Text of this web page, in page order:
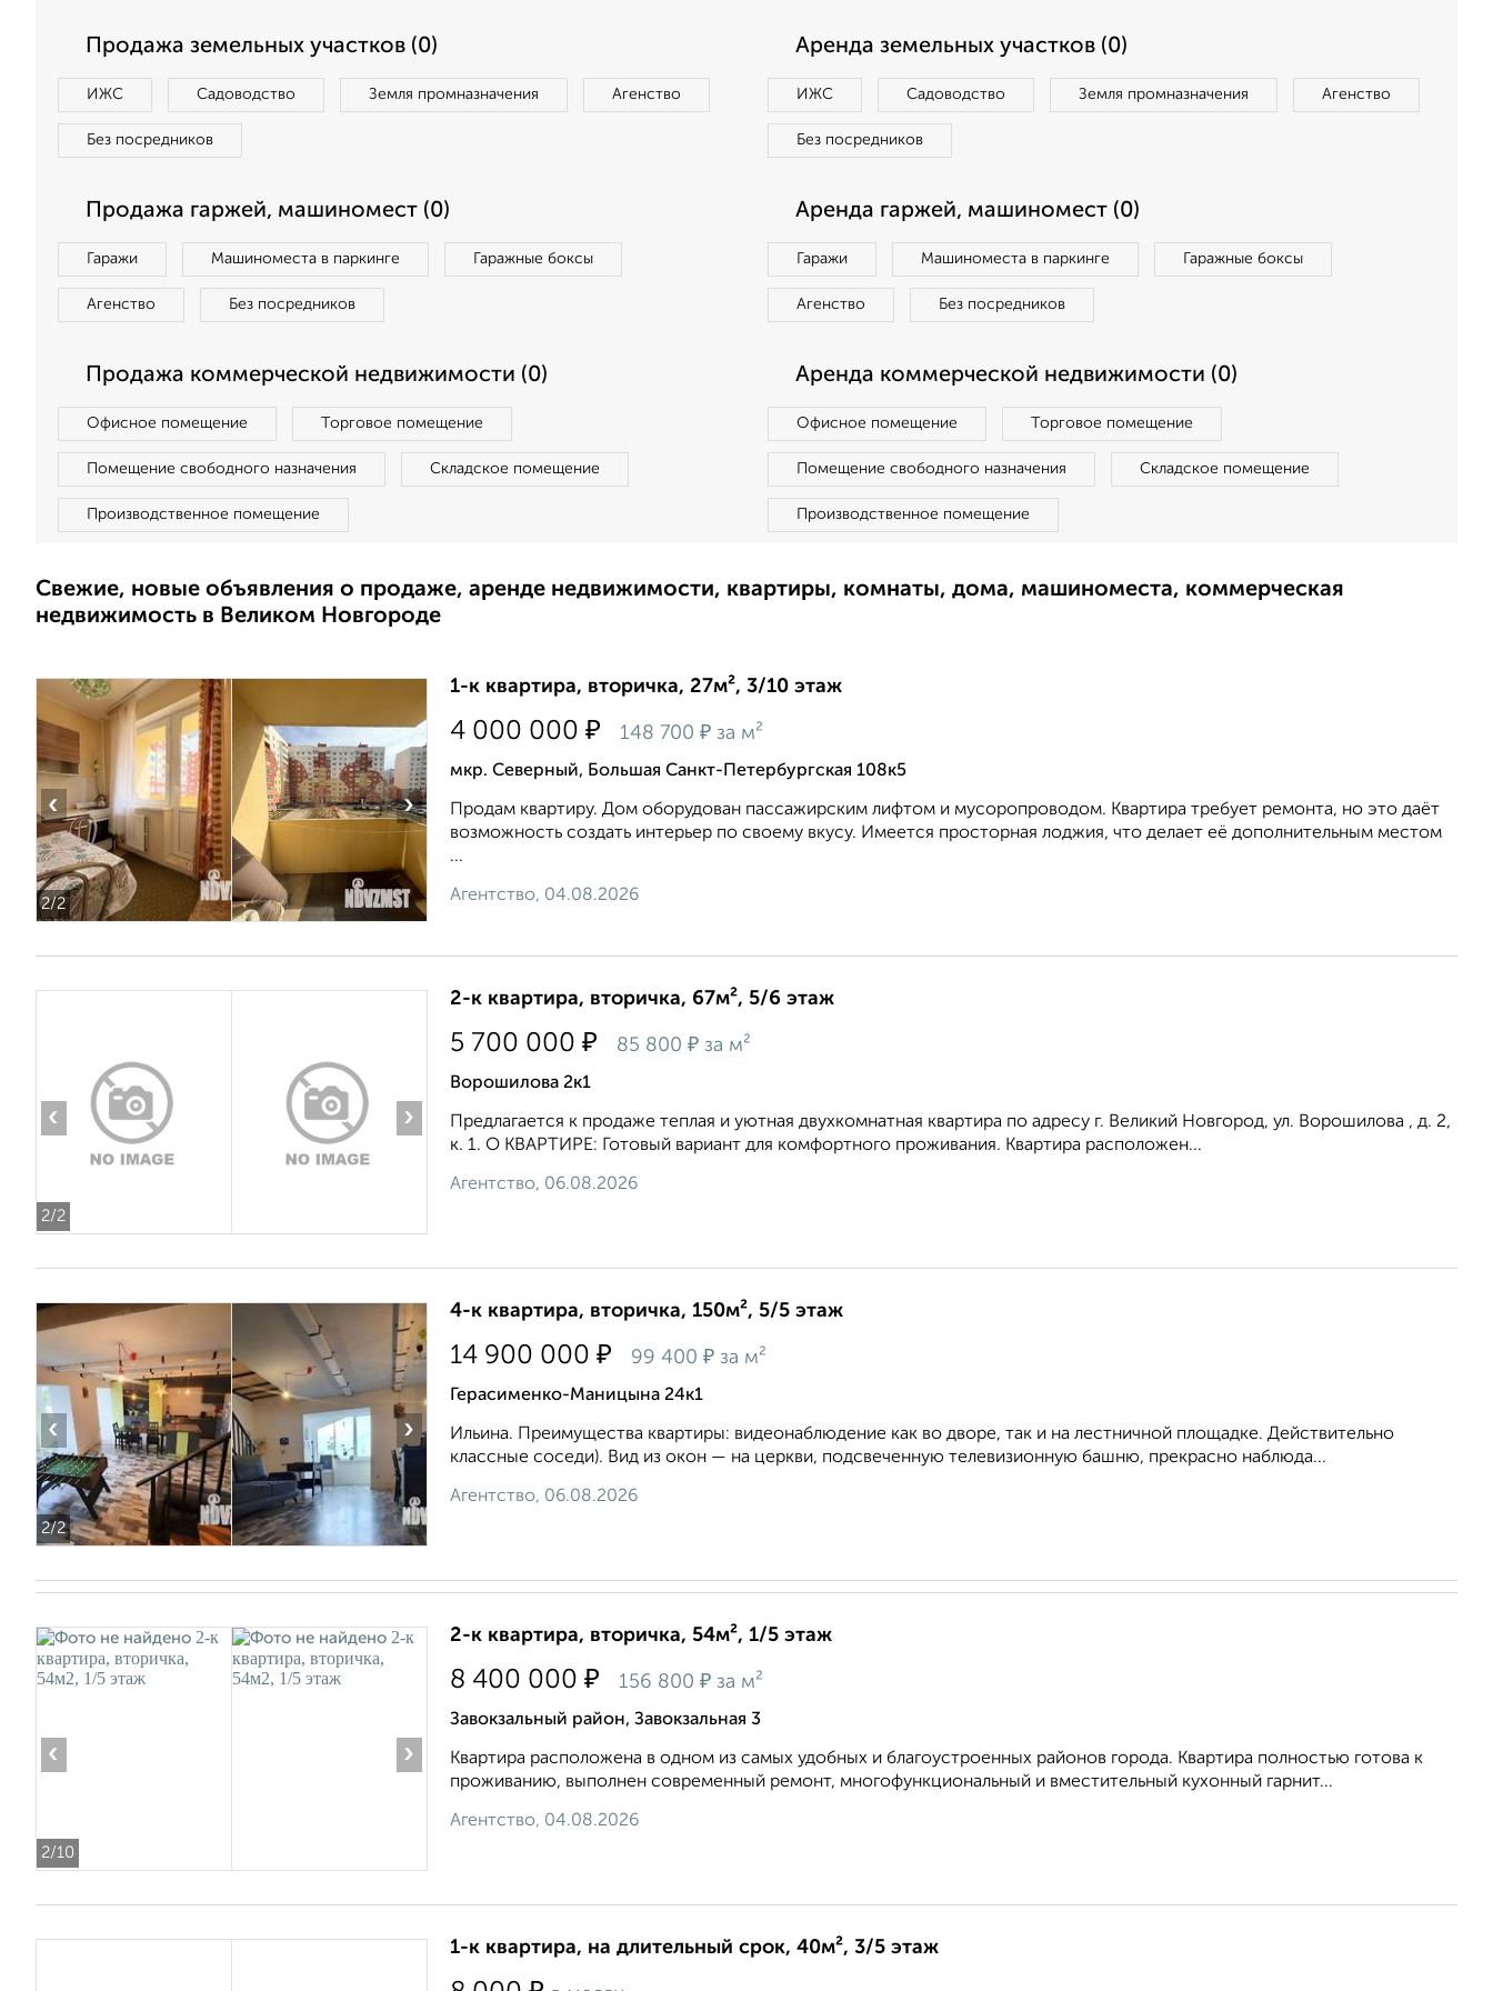
Продажа земельных участков (0)
ИЖС Садоводство Земля промназначения Агенство
Без посредников
Аренда земельных участков (0)
ИЖС Садоводство Земля промназначения Агенство
Без посредников
Продажа гаржей, машиномест (0)
Гаражи Машиноместа в паркинге Гаражные боксы
Агенство Без посредников
Аренда гаржей, машиномест (0)
Гаражи Машиноместа в паркинге Гаражные боксы
Агенство Без посредников
Продажа коммерческой недвижимости (0)
Офисное помещение Торговое помещение
Помещение свободного назначения Складское помещение
Производственное помещение
Аренда коммерческой недвижимости (0)
Офисное помещение Торговое помещение
Помещение свободного назначения Складское помещение
Производственное помещение
Свежие, новые объявления о продаже, аренде недвижимости, квартиры, комнаты, дома, машиноместа, коммерческая
недвижимость в Великом Новгороде
2/2
‹ ›
1-к квартира, вторичка, 27м², 3/10 этаж
4 000 000 ₽ 148 700 ₽ за м²
мкр. Северный, Большая Санкт-Петербургская 108к5
Продам квартиру. Дом оборудован пассажирским лифтом и мусоропроводом. Квартира требует ремонта, но это даёт
возможность создать интерьер по своему вкусу. Имеется просторная лоджия, что делает её дополнительным местом
...
Агентство, 04.08.2026
2/2
‹ ›
2-к квартира, вторичка, 67м², 5/6 этаж
5 700 000 ₽ 85 800 ₽ за м²
Ворошилова 2к1
Предлагается к продаже теплая и уютная двухкомнатная квартира по aдpeсу г. Великий Новгород, ул. Ворошилова , д. 2,
к. 1. О КВAPТИРE: Готовый вариант для комфортного проживания. Квартира расположен...
Агентство, 06.08.2026
2/2
‹ ›
4-к квартира, вторичка, 150м², 5/5 этаж
14 900 000 ₽ 99 400 ₽ за м²
Герасименко-Маницына 24к1
Ильина. Преимущества квартиры: видеонаблюдение как во дворе, так и на лестничной площадке. Действительно
классные соседи). Вид из окон — на церкви, подсвеченную телевизионную башню, прекрасно наблюда...
Агентство, 06.08.2026
2/10
‹ ›
2-к квартира, вторичка, 54м², 1/5 этаж
8 400 000 ₽ 156 800 ₽ за м²
Завокзальный район, Завокзальная 3
Квартира расположена в одном из самых удобных и благоустроенных районов города. Квартира полностью готова к
проживанию, выполнен современный ремонт, многофункциональный и вместительный кухонный гарнит...
Агентство, 04.08.2026
1-к квартира, на длительный срок, 40м², 3/5 этаж